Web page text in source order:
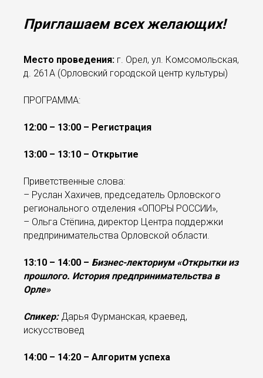
Приглашаем всех желающих!
Место проведения: г. Орел, ул. Комсомольская,
д. 261А (Орловский городской центр культуры)
ПРОГРАММА:
12:00 – 13:00 – Регистрация
13:00 – 13:10 – Открытие
Приветственные слова:
– Руслан Хахичев, председатель Орловского
регионального отделения «ОПОРЫ РОССИИ»,
– Ольга Стёпина, директор Центра поддержки
предпринимательства Орловской области.
13:10 – 14:00 – Бизнес-лекториум «Открытки из
прошлого. История предпринимательства в
Орле»
Спикер:Дарья Фурманская, краевед,
искусствовед
14:00 – 14:20 – Алгоритм успеха